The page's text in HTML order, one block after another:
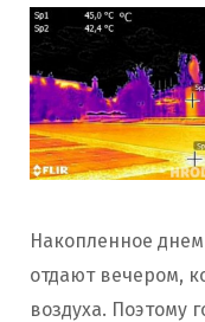
Накопленное
отдают вечером,
воздуха. Поэтому